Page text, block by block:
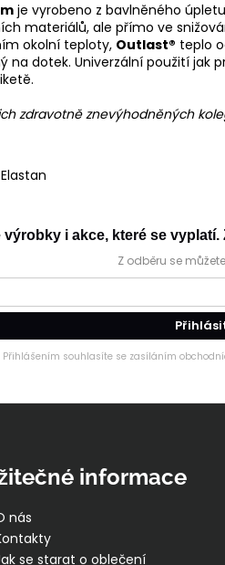
je vyrobeno z bavlněného
materiálů, ale přímo ve
okolní teploty, Outlast® teplo
dotek. Univerzální použití jak
zdravotně znevýhodněných
výrobky i akce, které se
Z odběru se
Přihlášením souhlasíte se zasíláním
informace
nás
se starat o oblečení